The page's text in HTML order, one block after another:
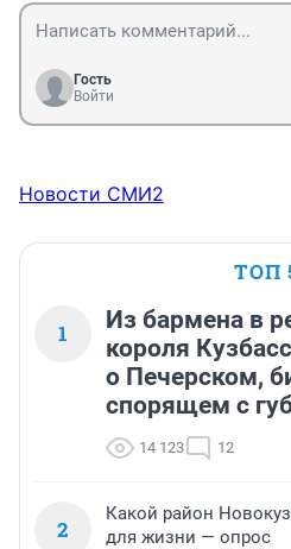
Гость
Войти
Новости СМИ2
ТОП
1
Из бармена в
короля
о Печерском,
спорящем с
14 123 12
2
Какой район
для жизни — опрос